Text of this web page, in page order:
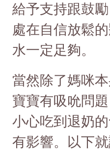
給予支持跟鼓
處在自信放鬆
水一定足夠。
當然除了媽咪
寶寶有吸吮問
小心吃到退奶
有影響。以下